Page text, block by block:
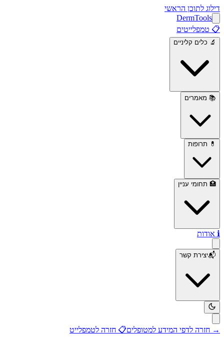
דילוג לתוכן הראשי
DermTools
📋 טמפלייטים
🔬 כלים קליניים
📚 מאמרים
💊 תרופות
🏥 תחומי עניין
ℹ️ אודות
📬יצירת קשר
→ חזרה לדפי המידע למטופלים📋 חזרה לטמפלייט